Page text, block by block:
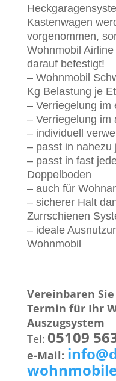
Kastenwagen
vorgenommen,
Wohnmobil
darauf befestigt!
– Wohnmobil
Kg Belastung je
– Verriegelung im
– Verriegelung im
– individuell
– passt in nahezu
– passt in fast
Doppelboden
– auch für
– sicherer Halt
Zurrschienen
– ideale
Wohnmobil
Vereinbaren
Termin für Ihr
Auszugsystem
Tel: 05109
e-Mail: